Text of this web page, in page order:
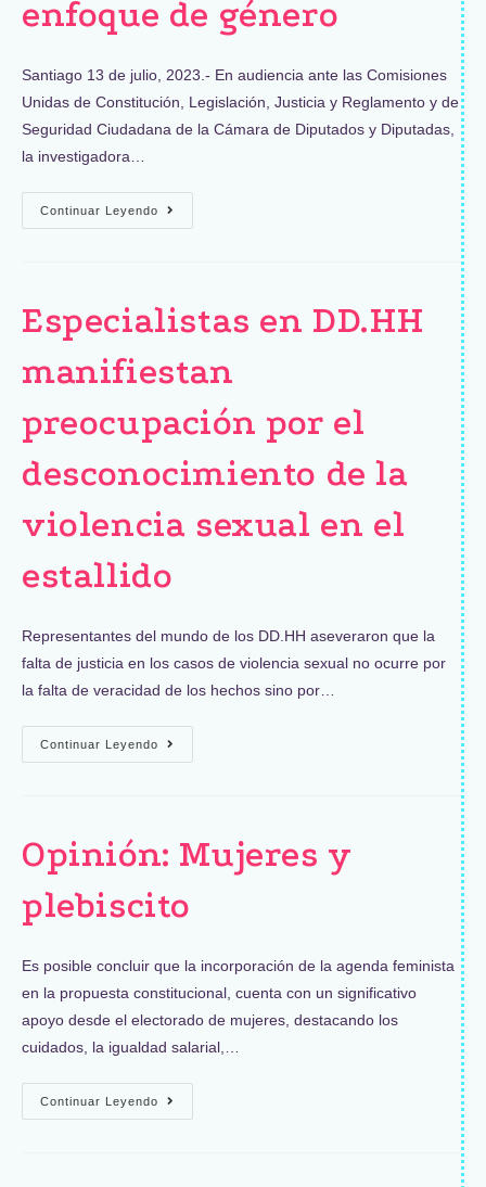
enfoque de género
Santiago 13 de julio, 2023.- En audiencia ante las Comisiones
Unidas de Constitución, Legislación, Justicia y Reglamento y de
Seguridad Ciudadana de la Cámara de Diputados y Diputadas,
la investigadora…
Continuar Leyendo
Especialistas en DD.HH
manifiestan
preocupación por el
desconocimiento de la
violencia sexual en el
estallido
Representantes del mundo de los DD.HH aseveraron que la
falta de justicia en los casos de violencia sexual no ocurre por
la falta de veracidad de los hechos sino por…
Continuar Leyendo
Opinión: Mujeres y
plebiscito
Es posible concluir que la incorporación de la agenda feminista
en la propuesta constitucional, cuenta con un significativo
apoyo desde el electorado de mujeres, destacando los
cuidados, la igualdad salarial,…
Continuar Leyendo